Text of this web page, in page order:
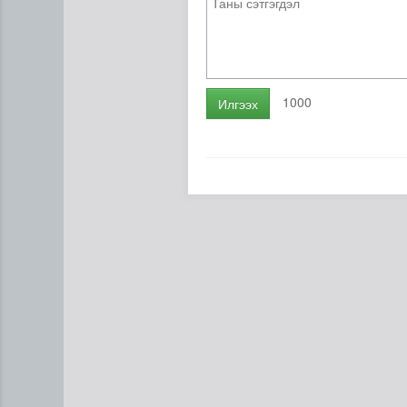
Илгээх 1000